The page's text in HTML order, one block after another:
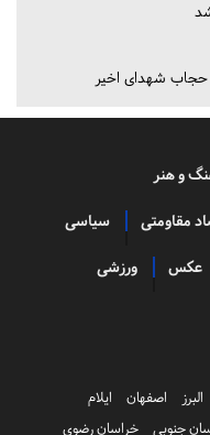
حجاب شهدای اخیر
و هنر
مقاومتی سیاسی
عکس ورزشی
البرز اصفهان
ایلام
جنوبی خراسان رضوی